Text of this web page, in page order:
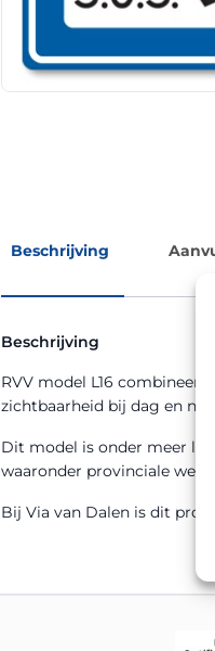
Beschrijving
Beschrijving
RVV model L16
zichtbaarheid bij dag en
Dit model is onder meer
waaronder provinciale
Bij Via van Dalen is dit